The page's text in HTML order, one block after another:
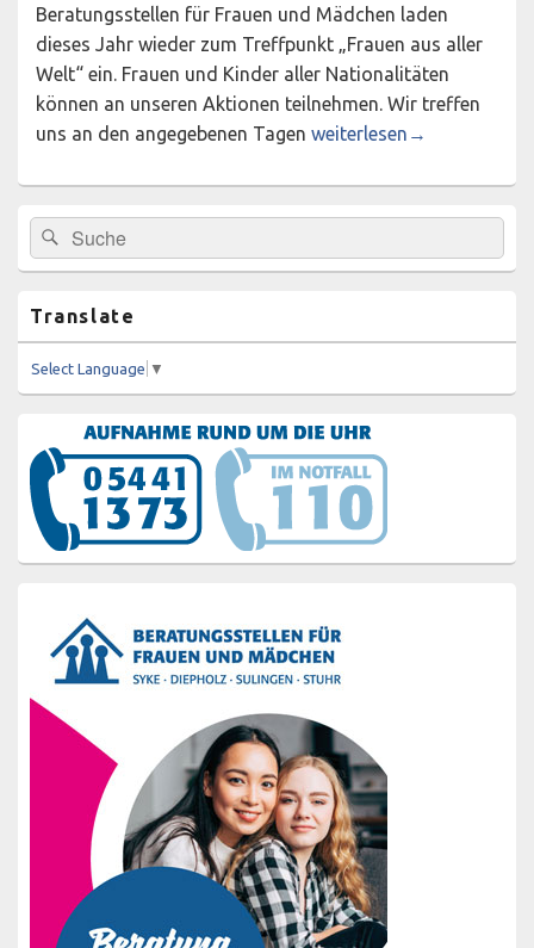
Beratungsstellen für Frauen und Mädchen laden
dieses Jahr wieder zum Treffpunkt „Frauen aus aller
Welt“ ein. Frauen und Kinder aller Nationalitäten
können an unseren Aktionen teilnehmen. Wir treffen
uns an den angegebenen Tagen Treffpunkt „Frauen aus
weiterlesen →
Primärer
Seitenleisten-
Widgetbereich
Suchen
nach:
Suchen
Translate
Select Language ▼